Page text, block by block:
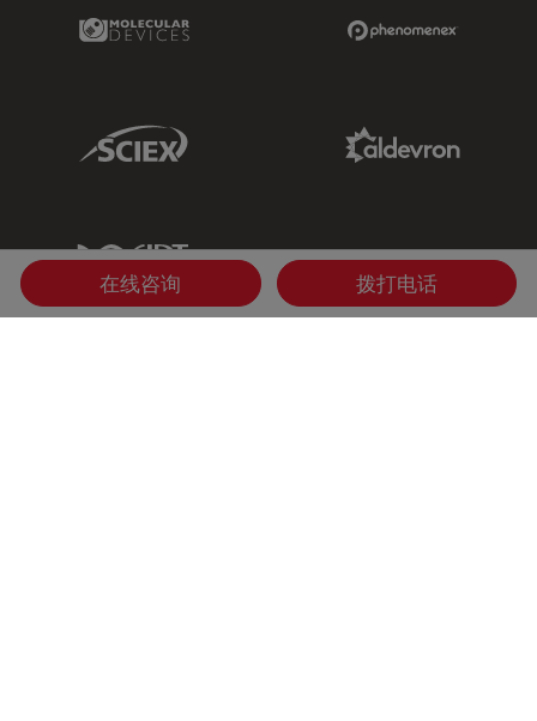
Molecular Devices Link
Sciex Link
IDT Link
在线咨询 拨打电话